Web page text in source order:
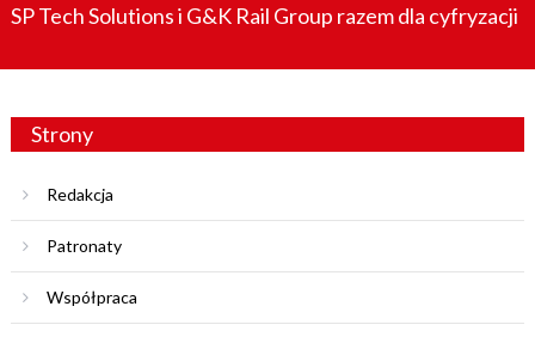
SP Tech Solutions i G&K Rail Group razem dla cyfryzacji
Strony
Redakcja
Patronaty
Współpraca